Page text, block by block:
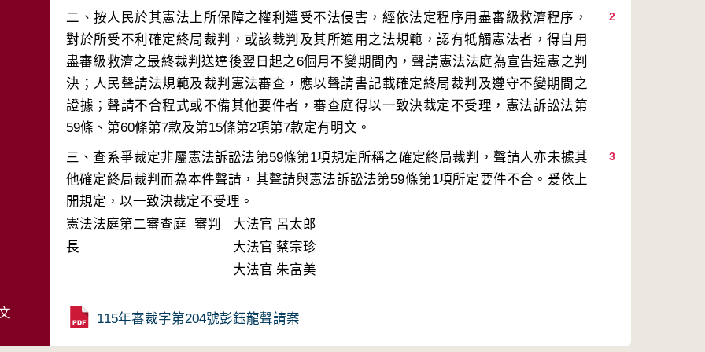
2
二、按人民於其憲法上所保障之權利遭受不法侵害，經依法定程序用盡審級救濟程序，
對於所受不利確定終局裁判，或該裁判及其所適用之法規範，認有牴觸憲法者，得自用
盡審級救濟之最終裁判送達後翌日起之6個月不變期間內，聲請憲法法庭為宣告違憲之判
決；人民聲請法規範及裁判憲法審查，應以聲請書記載確定終局裁判及遵守不變期間之
證據；聲請不合程式或不備其他要件者，審查庭得以一致決裁定不受理，憲法訴訟法第
3
三、查系爭裁定非屬憲法訴訟法第59條第1項規定所稱之確定終局裁判，聲請人亦未據其
他確定終局裁判而為本件聲請，其聲請與憲法訴訟法第59條第1項所定要件不合。爰依上
開規定，以一致決裁定不受理。
憲法法庭第二審查庭 審判
長
大法官 呂太郎
大法官 蔡宗珍
大法官 朱富美
115年審裁字第204號彭鈺龍聲請案